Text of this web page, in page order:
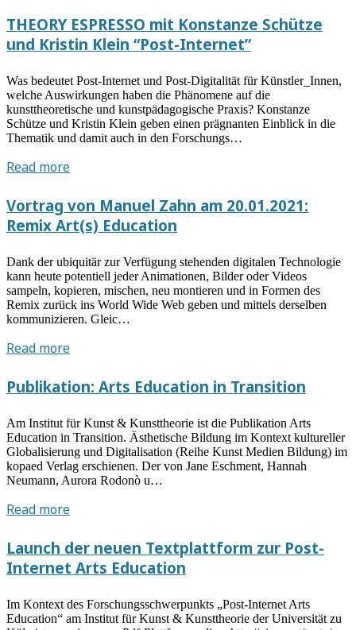
Internet
Art
THEORY ESPRESSO mit Konstanze Schütze
und Kristin Klein “Post-Internet”
Was bedeutet Post-Internet und Post-Digitalität für Künstler_Innen,
welche Auswirkungen haben die Phänomene auf die
kunsttheoretische und kunstpädagogische Praxis? Konstanze
Schütze und Kristin Klein geben einen prägnanten Einblick in die
Thematik und damit auch in den Forschungs…
Read moreTHEORY
mit
Konstanze
Schütze
und
Kristin
Klein
“Post-
Internet”
Vortrag von Manuel Zahn am 20.01.2021:
Remix Art(s) Education
Dank der ubiquitär zur Verfügung stehenden digitalen Technologie
kann heute potentiell jeder Animationen, Bilder oder Videos
sampeln, kopieren, mischen, neu montieren und in Formen des
Remix zurück ins World Wide Web geben und mittels derselben
kommunizieren. Gleic…
Read moreVortrag
Manuel
Zahn
am
20.01.2021:
Remix
Art(s)
Education
Publikation: Arts Education in Transition
Am Institut für Kunst & Kunsttheorie ist die Publikation Arts
Education in Transition. Ästhetische Bildung im Kontext kultureller
Globalisierung und Digitalisation (Reihe Kunst Medien Bildung) im
kopaed Verlag erschienen. Der von Jane Eschment, Hannah
Neumann, Aurora Rodonò u…
Read morePublikation:
Education
in
Transition
Launch der neuen Textplattform zur Post-
Internet Arts Education
Im Kontext des Forschungsschwerpunkts „Post-Internet Arts
Education“ am Institut für Kunst & Kunsttheorie der Universität zu